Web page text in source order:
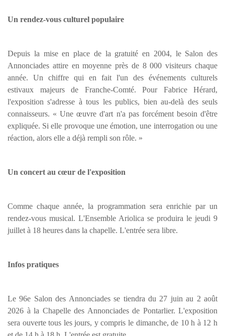
Un rendez-vous culturel populaire
Depuis la mise en place de la gratuité en 2004, le Salon des
Annonciades attire en moyenne près de 8 000 visiteurs chaque
année. Un chiffre qui en fait l'un des événements culturels
estivaux majeurs de Franche-Comté. Pour Fabrice Hérard,
l'exposition s'adresse à tous les publics, bien au-delà des seuls
connaisseurs. « Une œuvre d'art n'a pas forcément besoin d'être
expliquée. Si elle provoque une émotion, une interrogation ou une
réaction, alors elle a déjà rempli son rôle. »
Un concert au cœur de l'exposition
Comme chaque année, la programmation sera enrichie par un
rendez-vous musical. L'Ensemble Ariolica se produira le jeudi 9
juillet à 18 heures dans la chapelle. L'entrée sera libre.
Infos pratiques
Le 96e Salon des Annonciades se tiendra du 27 juin au 2 août
2026 à la Chapelle des Annonciades de Pontarlier. L'exposition
sera ouverte tous les jours, y compris le dimanche, de 10 h à 12 h